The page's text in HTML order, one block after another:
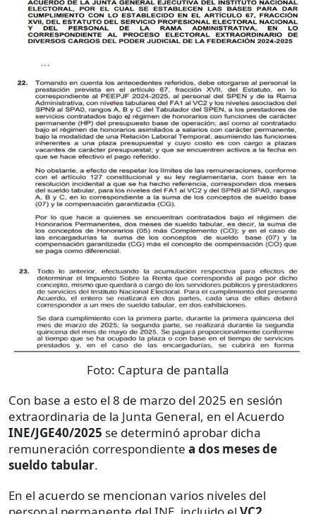
Foto: Captura de pantalla
Con base a esto el 8 de marzo del 2025 en sesión
extraordinaria de la Junta General, en el Acuerdo
INE/JGE40/2025 se determinó aprobar dicha
remuneración correspondiente a dos meses de
sueldo tabular.
En el acuerdo se mencionan varios niveles del